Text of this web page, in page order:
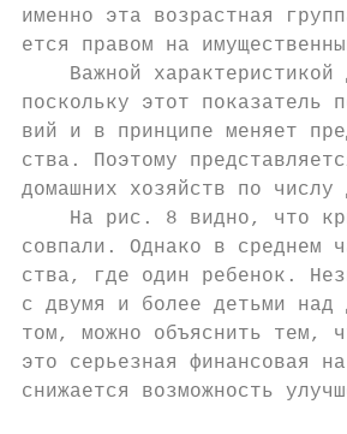
именно эта возрастная
ется правом на
Важной характеристикой
поскольку этот показатель
вий и в принципе меняет
ства. Поэтому
домашних хозяйств по
На рис. 8 видно, что
совпали. Однако в среднем
ства, где один ребенок.
с двумя и более детьми над
том, можно объяснить тем,
это серьезная финансовая
снижается возможность